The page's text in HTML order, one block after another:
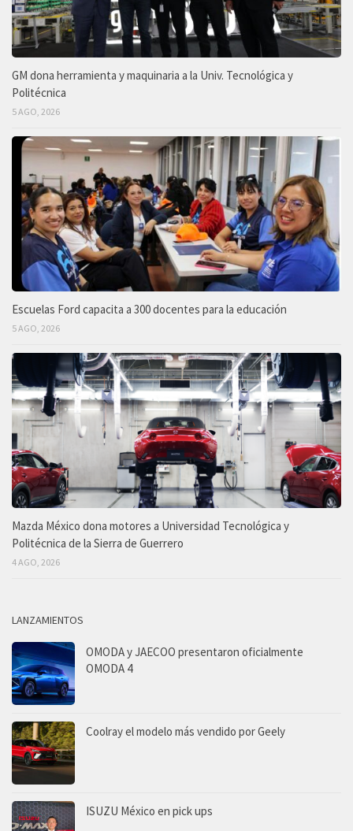
GM dona herramienta y maquinaria a la Univ. Tecnológica y
Politécnica
5 AGO, 2026
Escuelas Ford capacita a 300 docentes para la educación
5 AGO, 2026
Mazda México dona motores a Universidad Tecnológica y
Politécnica de la Sierra de Guerrero
4 AGO, 2026
LANZAMIENTOS
OMODA y JAECOO presentaron oficialmente
OMODA 4
Coolray el modelo más vendido por Geely
ISUZU México en pick ups